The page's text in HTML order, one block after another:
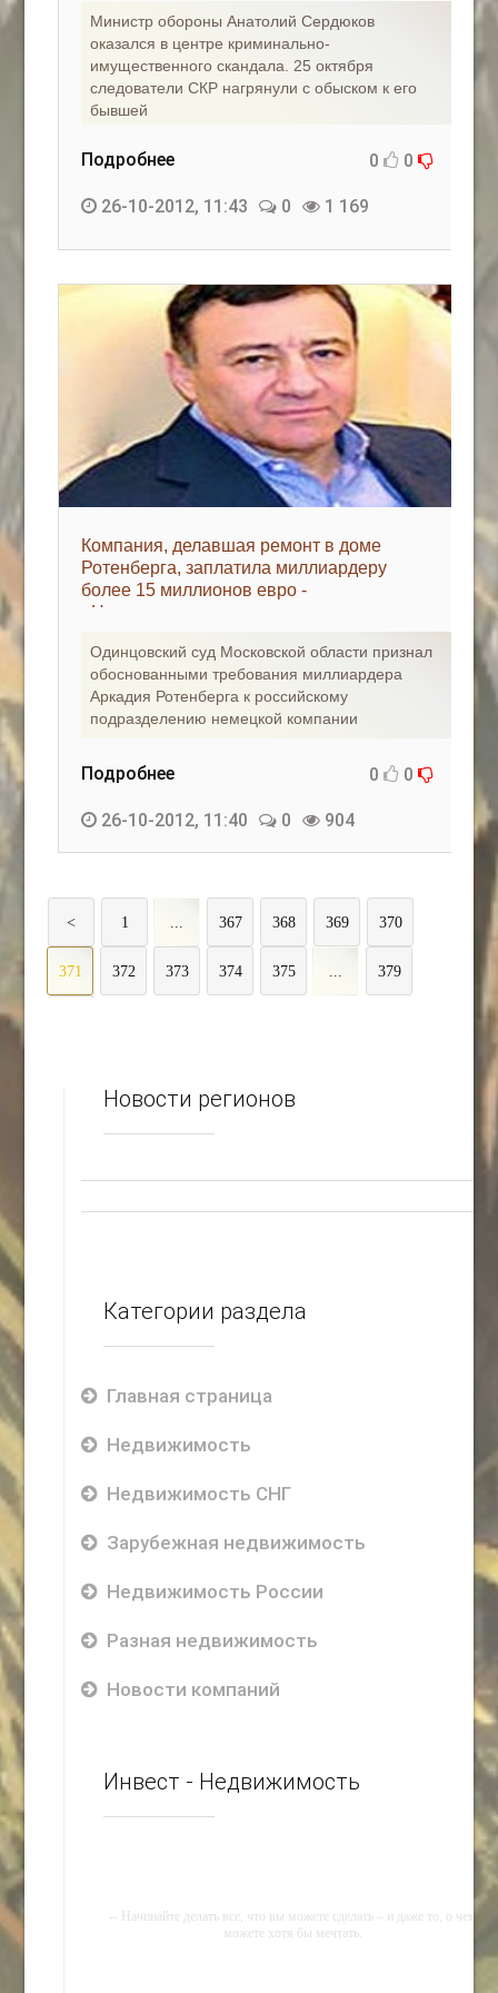
Министр обороны Анатолий Сердюков
оказался в центре криминально-
имущественного скандала. 25 октября
следователи СКР нагрянули с обыском к его
бывшей
Подробнее 0 0
26-10-2012, 11:43 0 1 169
Компания, делавшая ремонт в доме
Ротенберга, заплатила миллиардеру
более 15 миллионов евро -
«Недвижимость»
Одинцовский суд Московской области признал
обоснованными требования миллиардера
Аркадия Ротенберга к российскому
подразделению немецкой компании
Подробнее 0 0
26-10-2012, 11:40 0 904
< 1 ... 367 368 369 370
371 372 373 374 375 ... 379
Новости регионов
Категории раздела
Главная страница
Недвижимость
Недвижимость СНГ
Зарубежная недвижимость
Недвижимость России
Разная недвижимость
Новости компаний
Инвест - Недвижимость
-- Начинайте делать все, что вы можете сделать – и даже то, о чем
можете хотя бы мечтать.